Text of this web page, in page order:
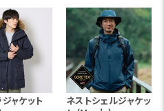
ャケット
ネストシェルジャケッ